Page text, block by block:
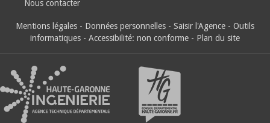
Nous contacter
Mentions légales - Données personnelles - Saisir l'Agence - Outils
informatiques - Accessibilité: non conforme - Plan du site